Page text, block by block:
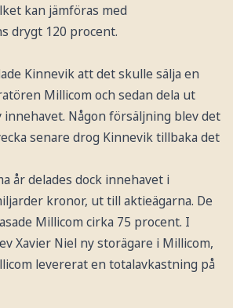
kan jämföras med
drygt 120 procent.
Kinnevik att det skulle sälja en
Millicom och sedan dela ut
innehavet. Någon försäljning blev det
senare drog Kinnevik tillbaka det
år delades dock innehavet i
kronor, ut till aktieägarna. De
Millicom cirka 75 procent. I
Xavier Niel ny storägare i Millicom,
levererat en totalavkastning på